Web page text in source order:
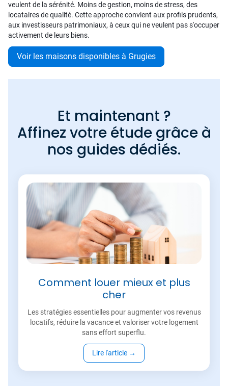
veulent de la sérénité. Moins de gestion, moins de stress, des
locataires de qualité. Cette approche convient aux profils prudents,
aux investisseurs patrimoniaux, à ceux qui ne veulent pas s'occuper
activement de leurs biens.
Voir les maisons disponibles à Grugies
Et maintenant ?
Affinez votre étude grâce à
nos guides dédiés.
Comment louer mieux et plus
cher
Les stratégies essentielles pour augmenter vos revenus
locatifs, réduire la vacance et valoriser votre logement
sans effort superflu.
Lire l'article →